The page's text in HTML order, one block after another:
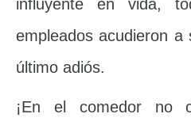
influyente en vida,
empleados acudieron a
último adiós.
¡En el comedor no